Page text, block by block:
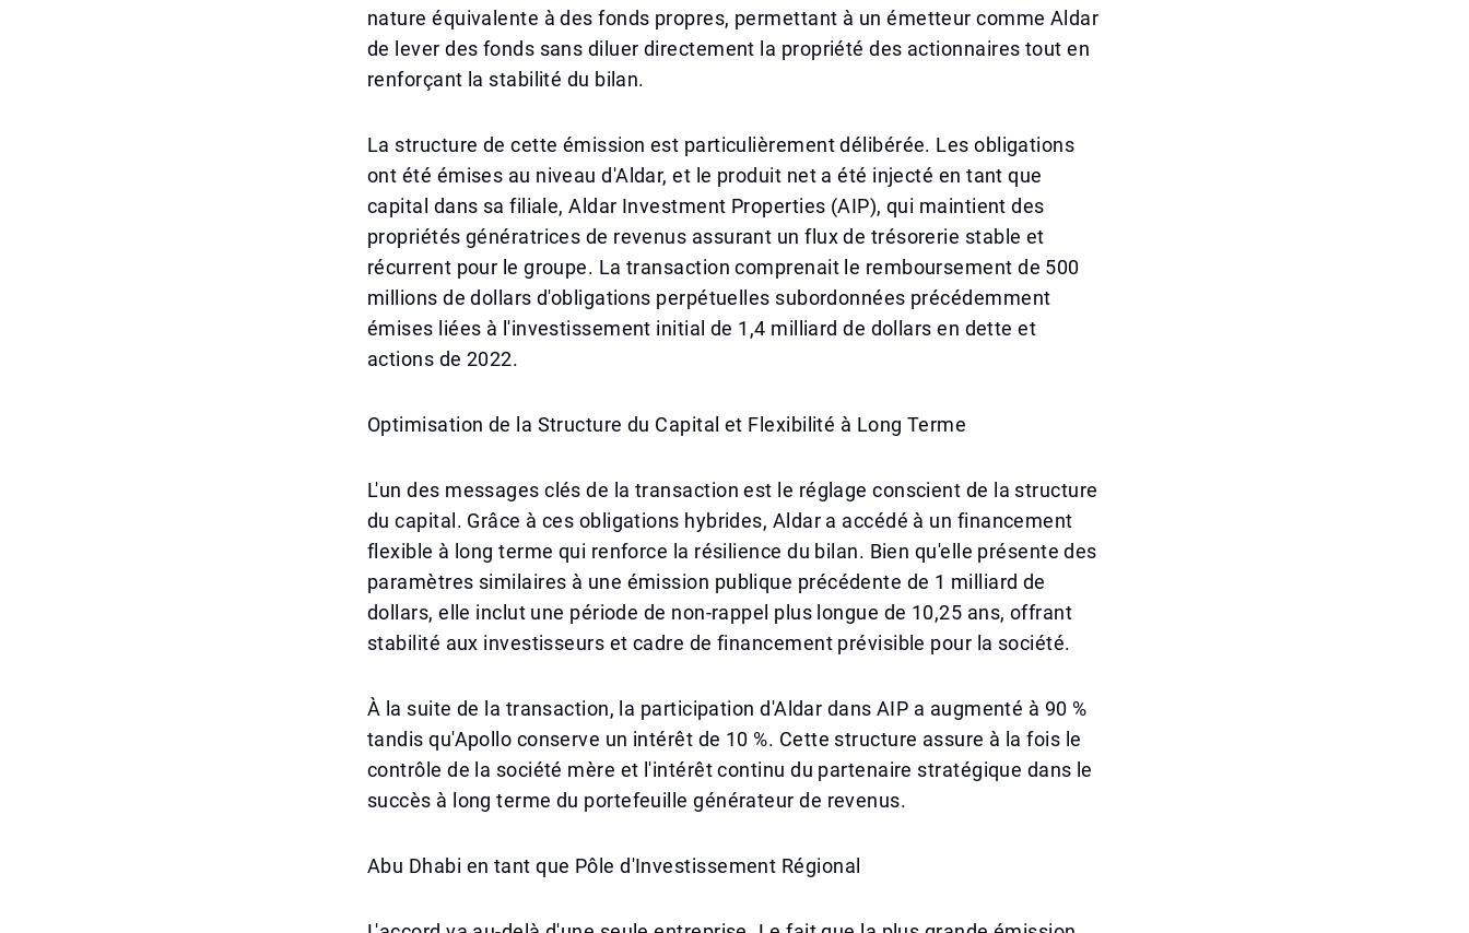
nature équivalente à des fonds propres, permettant à un émetteur comme Aldar
de lever des fonds sans diluer directement la propriété des actionnaires tout en
renforçant la stabilité du bilan.
La structure de cette émission est particulièrement délibérée. Les obligations
ont été émises au niveau d'Aldar, et le produit net a été injecté en tant que
capital dans sa filiale, Aldar Investment Properties (AIP), qui maintient des
propriétés génératrices de revenus assurant un flux de trésorerie stable et
récurrent pour le groupe. La transaction comprenait le remboursement de 500
millions de dollars d'obligations perpétuelles subordonnées précédemment
émises liées à l'investissement initial de 1,4 milliard de dollars en dette et
actions de 2022.
Optimisation de la Structure du Capital et Flexibilité à Long Terme
L'un des messages clés de la transaction est le réglage conscient de la structure
du capital. Grâce à ces obligations hybrides, Aldar a accédé à un financement
flexible à long terme qui renforce la résilience du bilan. Bien qu'elle présente des
paramètres similaires à une émission publique précédente de 1 milliard de
dollars, elle inclut une période de non-rappel plus longue de 10,25 ans, offrant
stabilité aux investisseurs et cadre de financement prévisible pour la société.
À la suite de la transaction, la participation d'Aldar dans AIP a augmenté à 90 %
tandis qu'Apollo conserve un intérêt de 10 %. Cette structure assure à la fois le
contrôle de la société mère et l'intérêt continu du partenaire stratégique dans le
succès à long terme du portefeuille générateur de revenus.
Abu Dhabi en tant que Pôle d'Investissement Régional